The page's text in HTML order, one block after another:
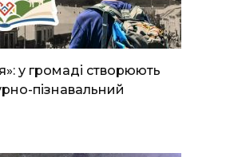
у громаді створюють
пізнавальний